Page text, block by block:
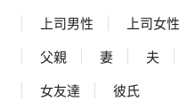
上司男性
上司女性
父親
妻 夫
女友達
彼氏